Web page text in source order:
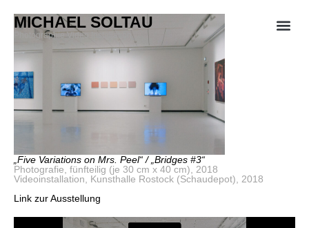
MICHAEL SOLTAU
Photographie Video Installation
„Five Variations on Mrs. Peel“ / „Bridges #3“
Photografie, fünfteilig (je 30 cm x 40 cm), 2018
Videoinstallation, Kunsthalle Rostock (Schaudepot), 2018
Link zur Ausstellung